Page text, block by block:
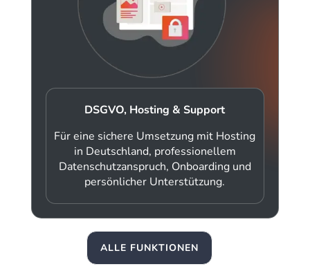
DSGVO, Hosting & Support
Für eine sichere Umsetzung mit Hosting
in Deutschland, professionellem
Datenschutzanspruch, Onboarding und
persönlicher Unterstützung.
ALLE FUNKTIONEN